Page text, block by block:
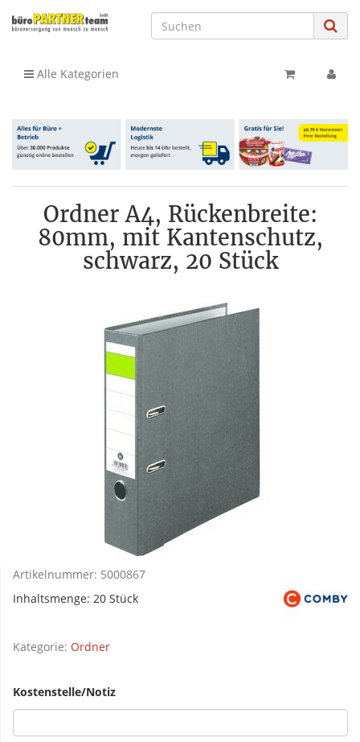
Alle Kategorien
Ordner A4, Rückenbreite:
80mm, mit Kantenschutz,
schwarz, 20 Stück
Artikelnummer: 5000867
Inhaltsmenge: 20 Stück
Kategorie: Ordner
Kostenstelle/Notiz